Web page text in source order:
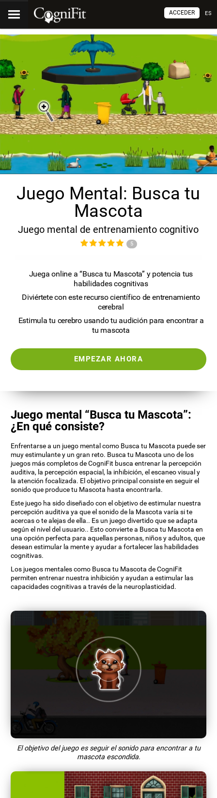
ES
ACCEDER
Juego Mental: Busca tu
Mascota
Juego mental de entrenamiento cognitivo
5
Juega online a “Busca tu Mascota” y potencia tus
habilidades cognitivas
Diviértete con este recurso científico de entrenamiento
cerebral
Estimula tu cerebro usando tu audición para encontrar a
tu mascota
EMPEZAR AHORA
Juego mental “Busca tu Mascota”:
¿En qué consiste?
Enfrentarse a un juego mental como Busca tu Mascota puede ser
muy estimulante y un gran reto. Busca tu Mascota uno de los
juegos más completos de CogniFit busca entrenar la percepción
auditiva, la percepción espacial, la inhibición, el escaneo visual y
la atención focalizada. El objetivo principal consiste en seguir el
sonido que produce tu Mascota hasta encontrarla.
Este juego ha sido diseñado con el objetivo de estimular nuestra
percepción auditiva ya que el sonido de la Mascota varía si te
acercas o te alejas de ella.. Es un juego divertido que se adapta
según el nivel del usuario.. Esto convierte a Busca tu Mascota en
una opción perfecta para aquellas personas, niños y adultos, que
desean estimular la mente y ayudar a fortalecer las habilidades
cognitivas.
Los juegos mentales como Busca tu Mascota de CogniFit
permiten entrenar nuestra inhibición y ayudan a estimular las
capacidades cognitivas a través de la neuroplasticidad.
El objetivo del juego es seguir el sonido para encontrar a tu
mascota escondida.